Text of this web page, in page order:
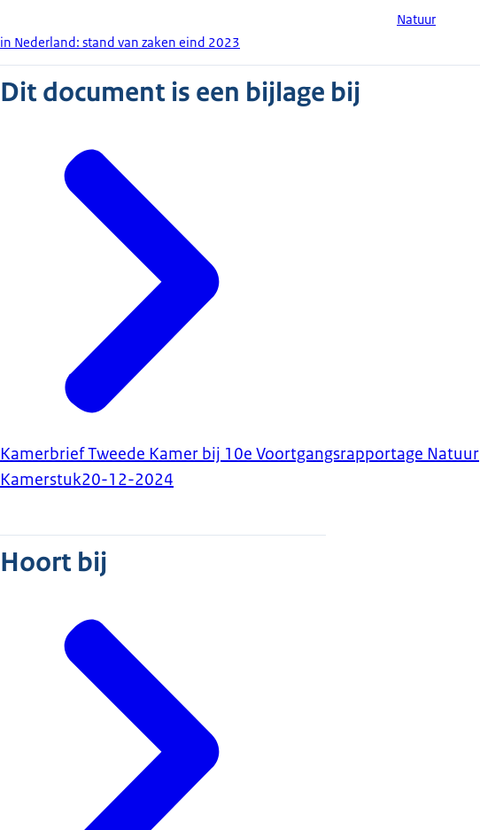
Natuur
in Nederland: stand van zaken eind 2023
Dit document is een bijlage bij
Kamerbrief Tweede Kamer bij 10e Voortgangsrapportage Natuur
Kamerstuk20-12-2024
Hoort bij